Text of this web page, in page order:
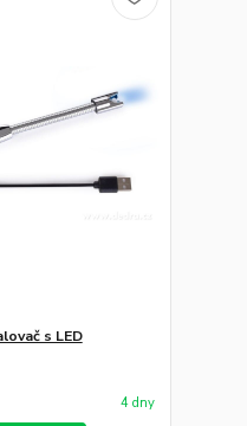
s LED
4 dny